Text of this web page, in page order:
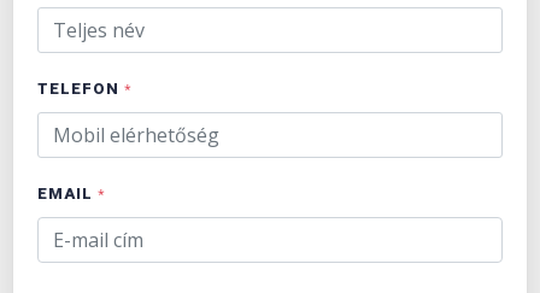
TELEFON *
EMAIL *